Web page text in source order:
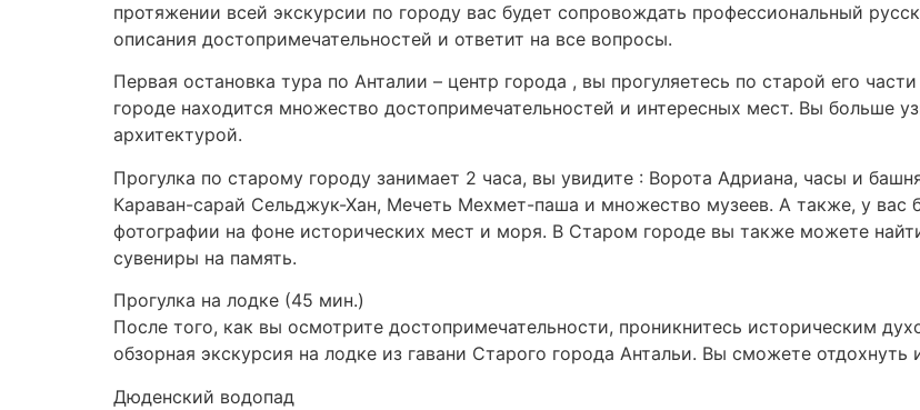
протяжении всей экскурсии по городу вас будет сопровождать профессиональный
описания достопримечательностей и ответит на все вопросы.
Первая остановка тура по Анталии – центр города , вы прогуляетесь по старой его
городе находится множество достопримечательностей и интересных мест. Вы больше
архитектурой.
Прогулка по старому городу занимает 2 часа, вы увидите : Ворота Адриана, часы и
Караван-сарай Сельджук-Хан, Мечеть Мехмет-паша и множество музеев. А также, у вас
фотографии на фоне исторических мест и моря. В Старом городе вы также можете
сувениры на память.
Прогулка на лодке (45 мин.)
После того, как вы осмотрите достопримечательности, проникнитесь историческим
обзорная экскурсия на лодке из гавани Старого города Антальи. Вы сможете
Дюденский водопад